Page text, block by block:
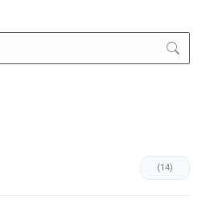
chosen
(14)